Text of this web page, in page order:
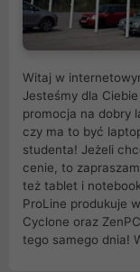
Witaj w
Jesteśmy dla
promocja na dobry
czy ma to być
studenta! Jeżeli
cenie, to
też tablet i
ProLine produkuje
Cyclone oraz
tego samego dnia!